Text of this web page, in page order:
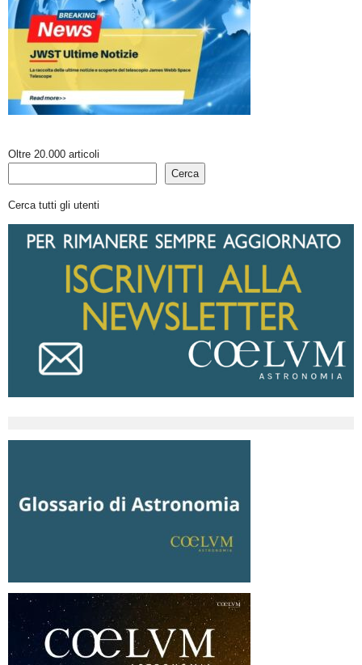
Oltre 20.000 articoli
Cerca
Cerca tutti gli utenti